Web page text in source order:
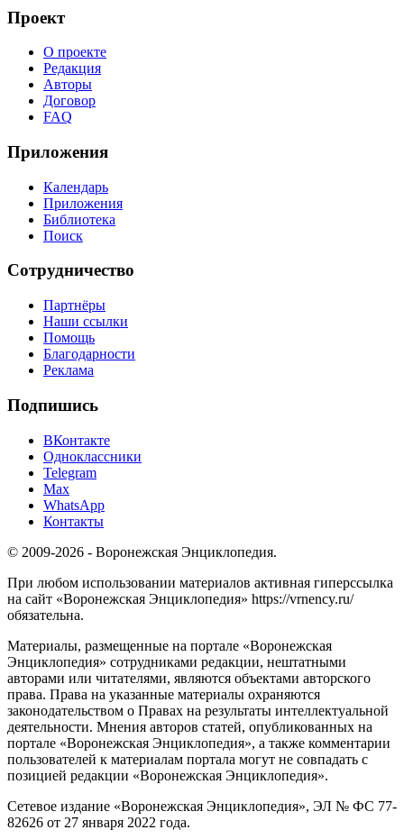
Проект
О проекте
Редакция
Авторы
Договор
FAQ
Приложения
Календарь
Приложения
Библиотека
Поиск
Сотрудничество
Партнёры
Наши ссылки
Помощь
Благодарности
Реклама
Подпишись
ВКонтакте
Одноклассники
Telegram
Max
WhatsApp
Контакты
© 2009-2026 - Воронежская Энциклопедия.
При любом использовании материалов активная гиперссылка
на сайт «Воронежская Энциклопедия» https://vrnency.ru/
обязательна.
Материалы, размещенные на портале «Воронежская
Энциклопедия» сотрудниками редакции, нештатными
авторами или читателями, являются объектами авторского
права. Права на указанные материалы охраняются
законодательством о Правах на результаты интеллектуальной
деятельности. Мнения авторов статей, опубликованных на
портале «Воронежская Энциклопедия», а также комментарии
пользователей к материалам портала могут не совпадать с
позицией редакции «Воронежская Энциклопедия».
Сетевое издание «Воронежская Энциклопедия», ЭЛ № ФС 77-
82626 от 27 января 2022 года.